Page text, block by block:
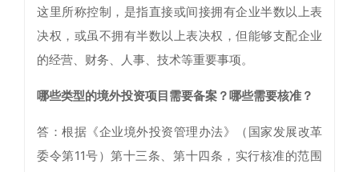
这里所称控制，是指直接或间接拥有企业半数以上表
决权，或虽不拥有半数以上表决权，但能够支配企业
的经营、财务、人事、技术等重要事项。
哪些类型的境外投资项目需要备案？哪些需要核准？
答：根据《企业境外投资管理办法》（国家发展改革
委令第11号）第十三条、第十四条，实行核准的范围